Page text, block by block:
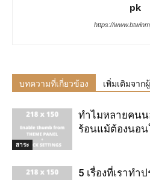
pk
https://
บทความที่เกี่ยวข้อง เพิ่มเติมจาก
สาระ
ทำไมหลายคน
ร้อนแม้ต้องนอน
5 เรื่องที่เราทำ